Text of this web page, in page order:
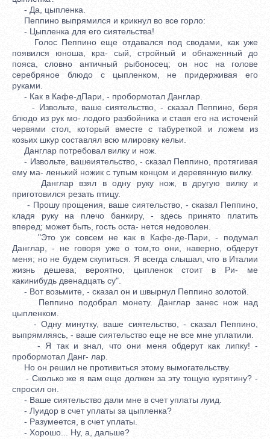
- Да, цыпленка.
Пеппино выпрямился и крикнул во все горло:
- Цыпленка для его сиятельства!
Голос Пеппино еще отдавался под сводами, как уже
появился юноша, кра- сый, стройный и обнаженный до
пояса, словно античный рыбоносец; он нос на голове
серебряное блюдо с цыпленком, не придерживая его
руками.
- Как в Кафе-дПари, - пробормотал Данглар.
- Извольте, ваше сиятельство, - сказал Пеппино, беря
блюдо из рук мо- лодого разбойника и ставя его на источенй
червями стол, который вместе с табуреткой и ложем из
козьих шкур составлял всю млировку кельи.
Данглар потребовал вилку и нож.
- Извольте, вашеиятельство, - сказал Пеппино, протягивая
ему ма- ленький ножик с тупым концом и деревянную вилку.
Данглар взял в одну руку нож, в другую вилку и
приготовился резать птицу.
- Прошу прощения, ваше сиятельство, - сказал Пеппино,
кладя руку на плечо банкиру, - здесь принято платить
вперед; может быть, гость оста- нется недоволен.
"Это уж совсем не как в Кафе-де-Пари, - подумал
Данглар, - не говоря уже о том,то они, наверно, обдерут
меня; но не будем скупиться. Я всегда слышал, что в Италии
жизнь дешева; вероятно, цыпленок стоит в Ри- ме
какинибудь двенадцать су".
- Вот возьмите, - сказал он и швырнул Пеппино золотой.
Пеппино подобрал монету. Данглар занес нож над
цыпленком.
- Одну минутку, ваше сиятельство, - сказал Пеппино,
выпрямляясь, - ваше сиятельство еще не все мне уплатили.
- Я так и знал, что они меня обдерут как липку! -
пробормотал Данг- лар.
Но он решил не противиться этому вымогательству.
- Сколько же я вам еще должен за эту тощую курятину? -
спросил он.
- Ваше сиятельство дали мне в счет уплаты луид.
- Луидор в счет уплаты за цыпленка?
- Разумеется, в счет уплаты.
- Хорошо... Ну, а, дальше?